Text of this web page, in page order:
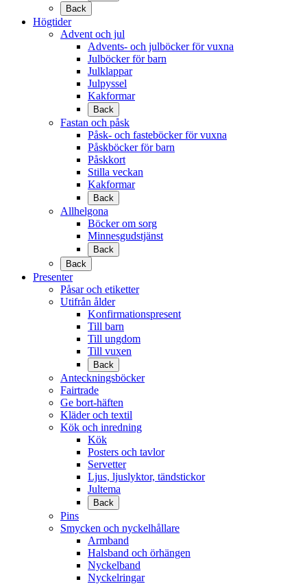
Back
Högtider
Advent och jul
Advents- och julböcker för vuxna
Julböcker för barn
Julklappar
Julpyssel
Kakformar
Back
Fastan och påsk
Påsk- och fasteböcker för vuxna
Påskböcker för barn
Påskkort
Stilla veckan
Kakformar
Back
Allhelgona
Böcker om sorg
Minnesgudstjänst
Back
Back
Presenter
Påsar och etiketter
Utifrån ålder
Konfirmationspresent
Till barn
Till ungdom
Till vuxen
Back
Anteckningsböcker
Fairtrade
Ge bort-häften
Kläder och textil
Kök och inredning
Kök
Posters och tavlor
Servetter
Ljus, ljuslyktor, tändstickor
Jultema
Back
Pins
Smycken och nyckelhållare
Armband
Halsband och örhängen
Nyckelband
Nyckelringar